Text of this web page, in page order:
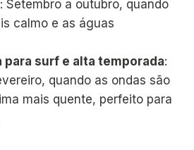
: Setembro a outubro, quando
calmo e as águas
para surf e alta temporada:
quando as ondas são
mais quente, perfeito para